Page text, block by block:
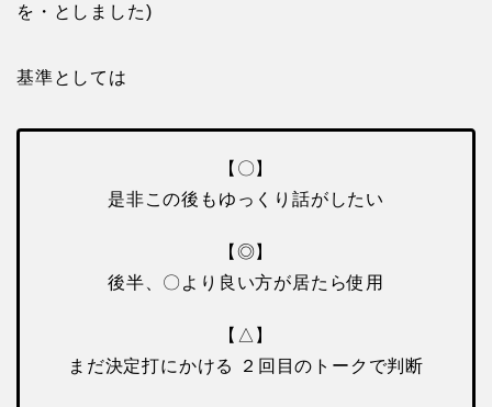
を・としました)
基準としては
【〇】
是非この後もゆっくり話がしたい
【◎】
後半、〇より良い方が居たら使用
【△】
まだ決定打にかける ２回目のトークで判断